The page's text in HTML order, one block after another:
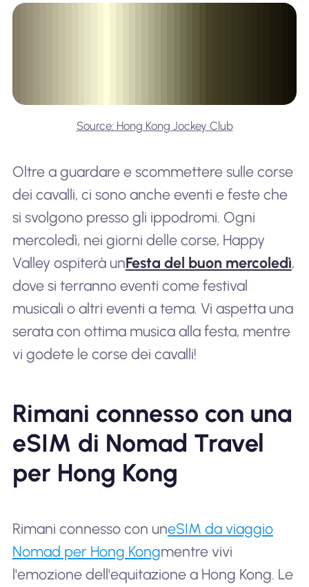
Source: Hong Kong Jockey Club
Oltre a guardare e scommettere sulle corse
dei cavalli, ci sono anche eventi e feste che
si svolgono presso gli ippodromi. Ogni
mercoledì, nei giorni delle corse, Happy
Valley ospiterà unFesta del buon mercoledì,
dove si terranno eventi come festival
musicali o altri eventi a tema. Vi aspetta una
serata con ottima musica alla festa, mentre
vi godete le corse dei cavalli!
Rimani connesso con una
eSIM di Nomad Travel
per Hong Kong
Rimani connesso con uneSIM da viaggio
Nomad per Hong Kongmentre vivi
l'emozione dell'equitazione a Hong Kong. Le